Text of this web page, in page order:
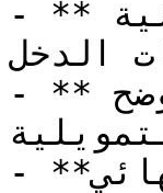
- **البيانات المالية المدققة**: مثل الميزانية
الدخل.
- **دليل على القدرة المالية**: كخطاب من البنك يوضح
- **ضمانات مالية**: تقديم ضمان ابتدائي ونهائي.